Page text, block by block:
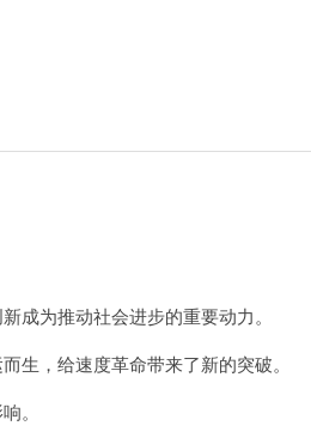
为推动社会进步的重要动力。
，给速度革命带来了新的突破。
。